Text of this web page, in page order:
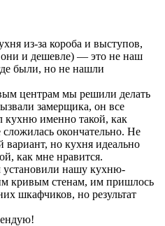
из-за короба и выступов,
они и дешевле) — это не наш
были, но не нашли
центрам мы решили делать
замерщика, он все
кухню именно такой, как
сложилась окончательно. Не
но кухня идеально
как мне нравится.
установили нашу кухню-
кривым стенам, им пришлось
шкафчиков, но результат